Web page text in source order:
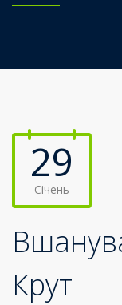
29
Січень
Крут